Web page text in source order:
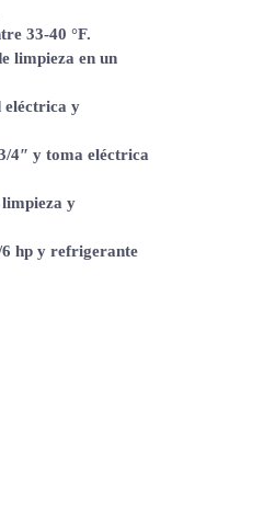
33-40 °F.
limpieza en un
eléctrica y
4″ y toma eléctrica
y
hp y refrigerante